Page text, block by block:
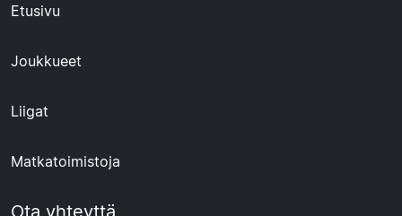
Etusivu
Joukkueet
Liigat
Matkatoimistoja
Ota yhteyttä